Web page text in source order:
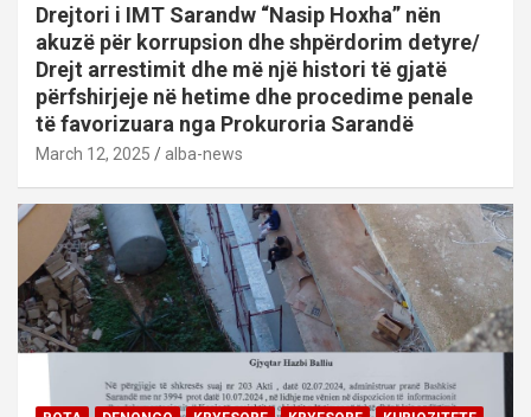
Drejtori i IMT Sarandw “Nasip Hoxha” nën
akuzë për korrupsion dhe shpërdorim detyre/
Drejt arrestimit dhe më një histori të gjatë
përfshirjeje në hetime dhe procedime penale
të favorizuara nga Prokuroria Sarandë
March 12, 2025 alba-news